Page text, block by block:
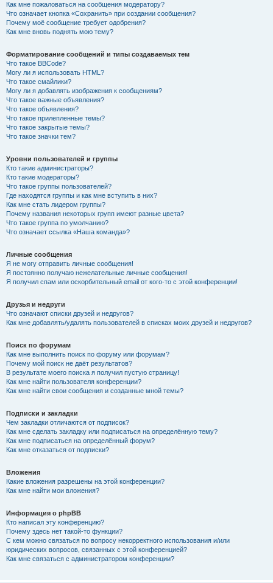
Как мне пожаловаться на сообщения модератору?
Что означает кнопка «Сохранить» при создании сообщения?
Почему моё сообщение требует одобрения?
Как мне вновь поднять мою тему?
Форматирование сообщений и типы создаваемых тем
Что такое BBCode?
Могу ли я использовать HTML?
Что такое смайлики?
Могу ли я добавлять изображения к сообщениям?
Что такое важные объявления?
Что такое объявления?
Что такое прилепленные темы?
Что такое закрытые темы?
Что такое значки тем?
Уровни пользователей и группы
Кто такие администраторы?
Кто такие модераторы?
Что такое группы пользователей?
Где находятся группы и как мне вступить в них?
Как мне стать лидером группы?
Почему названия некоторых групп имеют разные цвета?
Что такое группа по умолчанию?
Что означает ссылка «Наша команда»?
Личные сообщения
Я не могу отправить личные сообщения!
Я постоянно получаю нежелательные личные сообщения!
Я получил спам или оскорбительный email от кого-то с этой конференции!
Друзья и недруги
Что означают списки друзей и недругов?
Как мне добавлять/удалять пользователей в списках моих друзей и недругов?
Поиск по форумам
Как мне выполнить поиск по форуму или форумам?
Почему мой поиск не даёт результатов?
В результате моего поиска я получил пустую страницу!
Как мне найти пользователя конференции?
Как мне найти свои сообщения и созданные мной темы?
Подписки и закладки
Чем закладки отличаются от подписок?
Как мне сделать закладку или подписаться на определённую тему?
Как мне подписаться на определённый форум?
Как мне отказаться от подписки?
Вложения
Какие вложения разрешены на этой конференции?
Как мне найти мои вложения?
Информация о phpBB
Кто написал эту конференцию?
Почему здесь нет такой-то функции?
С кем можно связаться по вопросу некорректного использования и/или
юридических вопросов, связанных с этой конференцией?
Как мне связаться с администратором конференции?